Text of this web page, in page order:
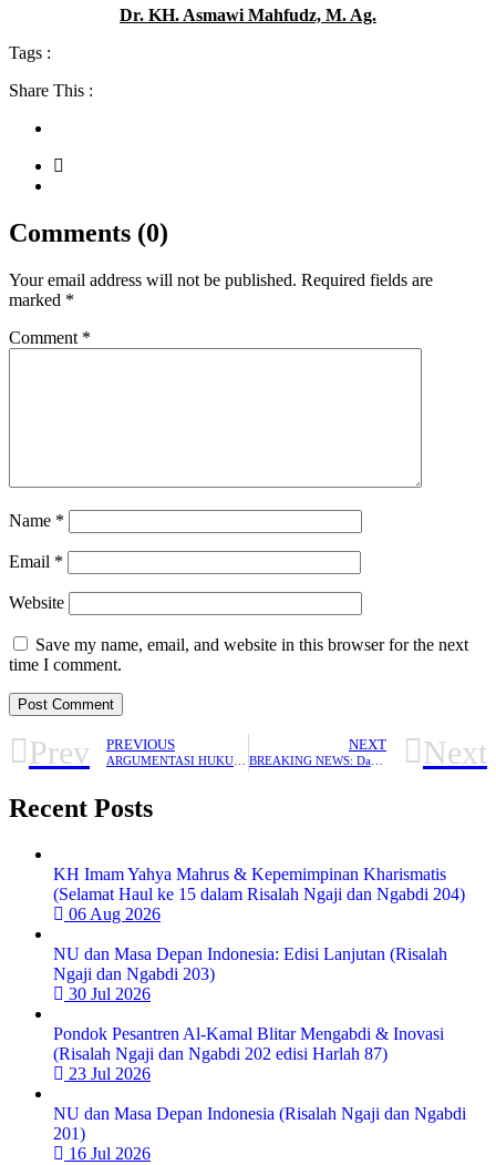
Dr. KH. Asmawi Mahfudz, M. Ag.
Tags :
Share This :
Comments (0)
Your email address will not be published. Required fields are
marked *
Comment *
Name *
Email *
Website
Save my name, email, and website in this browser for the next
time I comment.
Prev PREVIOUS NEXT
BREAKING NEWS: Daftar Ulang PSB Gelombang I Resmi DIUNDUR Next
Recent Posts
KH Imam Yahya Mahrus & Kepemimpinan Kharismatis
(Selamat Haul ke 15 dalam Risalah Ngaji dan Ngabdi 204)
06 Aug 2026
NU dan Masa Depan Indonesia: Edisi Lanjutan (Risalah
Ngaji dan Ngabdi 203)
30 Jul 2026
Pondok Pesantren Al-Kamal Blitar Mengabdi & Inovasi
(Risalah Ngaji dan Ngabdi 202 edisi Harlah 87)
23 Jul 2026
NU dan Masa Depan Indonesia (Risalah Ngaji dan Ngabdi
201)
16 Jul 2026